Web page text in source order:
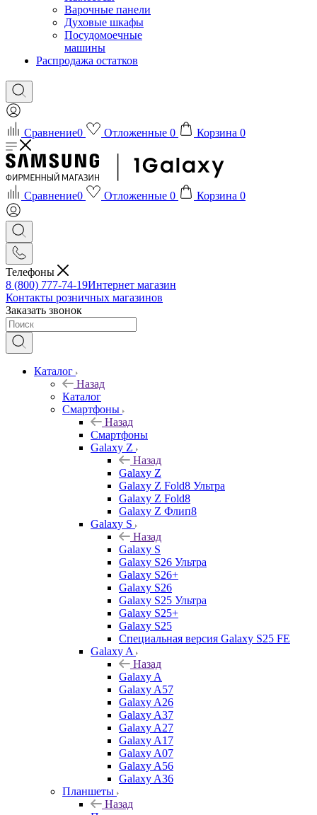
Варочные панели
Духовые шкафы
Посудомоечные
машины
Распродажа остатков
Сравнение0 Отложенные 0 Корзина 0
Сравнение0 Отложенные 0 Корзина 0
Телефоны
8 (800) 777-74-19Интернет магазин
Контакты розничных магазинов
Заказать звонок
Каталог
Назад
Каталог
Смартфоны
Назад
Смартфоны
Galaxy Z
Назад
Galaxy Z
Galaxy Z Fold8 Ультра
Galaxy Z Fold8
Galaxy Z Флип8
Galaxy S
Назад
Galaxy S
Galaxy S26 Ультра
Galaxy S26+
Galaxy S26
Galaxy S25 Ультра
Galaxy S25+
Galaxy S25
Специальная версия Galaxy S25 FE
Galaxy A
Назад
Galaxy A
Galaxy A57
Galaxy A26
Galaxy A37
Galaxy A27
Galaxy A17
Galaxy A07
Galaxy A56
Galaxy A36
Планшеты
Назад